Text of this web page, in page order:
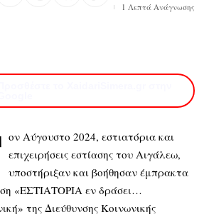
1 Λεπτά Ανάγνωσης
ον Αύγουστο 2024, εστιατόρια και
επιχειρήσεις εστίασης του Αιγάλεω,
υποστήριξαν και βοήθησαν έμπρακτα
«ΕΣΤΙΑΤΟΡΙΑ εν δράσει…
της Διεύθυνσης Κοινωνικής